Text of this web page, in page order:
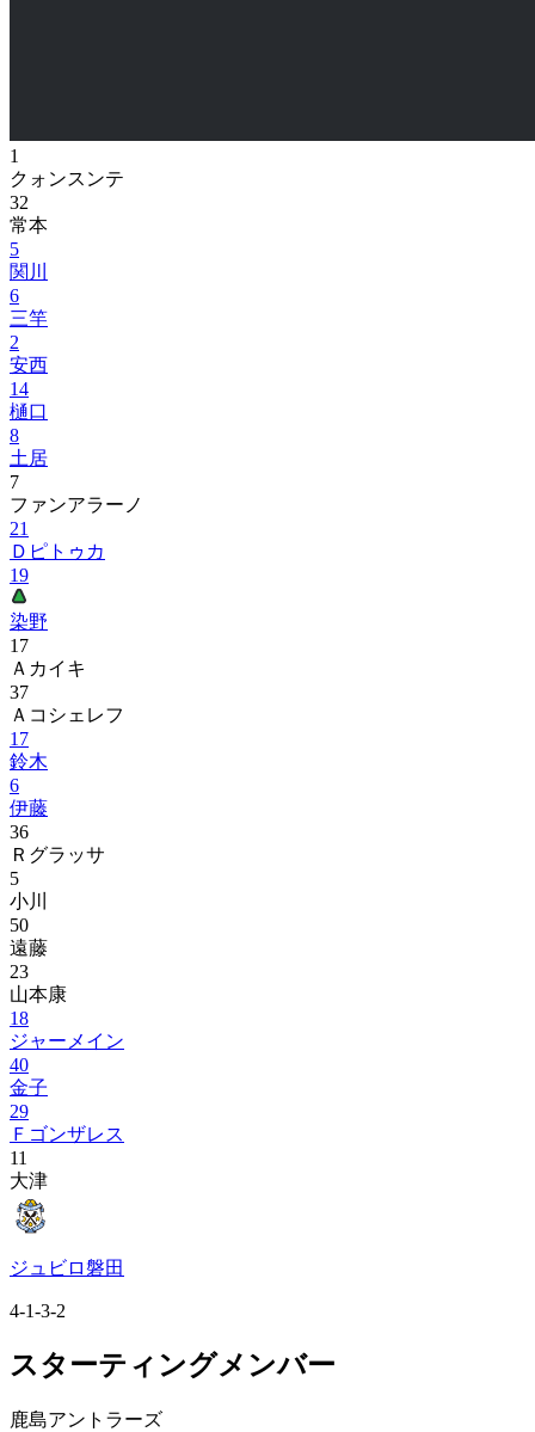
1
クォンスンテ
32
常本
5
関川
6
三竿
2
安西
14
樋口
8
土居
7
ファンアラーノ
21
Ｄピトゥカ
19
染野
17
Ａカイキ
37
Ａコシェレフ
17
鈴木
6
伊藤
36
Ｒグラッサ
5
小川
50
遠藤
23
山本康
18
ジャーメイン
40
金子
29
Ｆゴンザレス
11
大津
ジュビロ磐田
4-1-3-2
スターティングメンバー
鹿島アントラーズ